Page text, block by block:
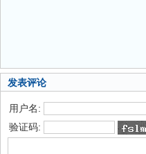
发表评论
用户名:
验证码: